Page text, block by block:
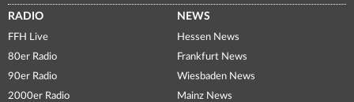
RADIO
FFH Live
80er Radio
90er Radio
2000er Radio
NEWS
Hessen News
Frankfurt News
Wiesbaden News
Mainz News